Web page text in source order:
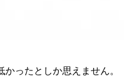
ったとしか思えません。